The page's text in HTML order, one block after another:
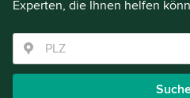
Experten, die Ihnen helfen